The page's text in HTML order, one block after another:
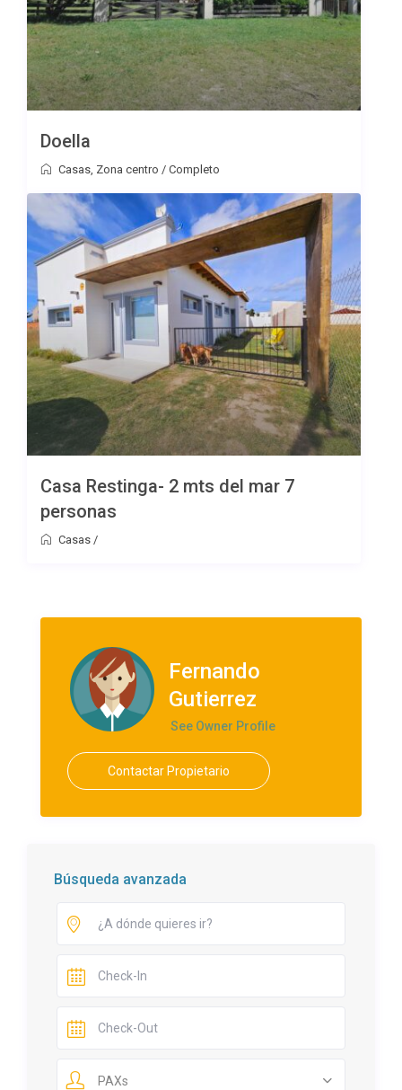
Doella
Casas Zona centro /Completo
Casa Restinga- 2 mts del mar 7
personas
Casas /
Fernando
Gutierrez
See Owner Profile
Contactar Propietario
Búsqueda avanzada
PAXs